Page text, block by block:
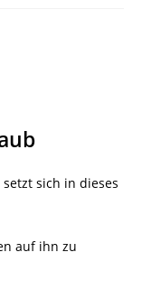
sich in dieses
auf ihn zu